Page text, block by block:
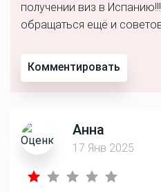
получении виз в
обращаться ещё и
Комментировать
Анна
17 Янв 2025